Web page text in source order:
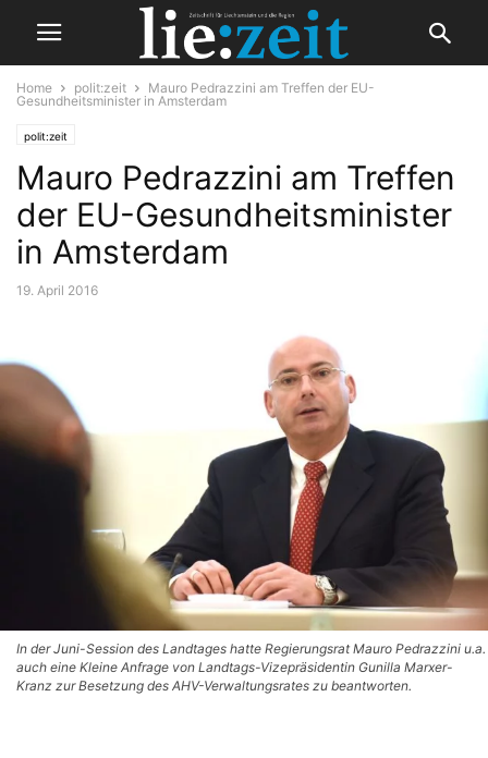
Home polit:zeit
Mauro Pedrazzini am Treffen der EU-
Gesundheitsminister in Amsterdam
polit:zeit
Mauro Pedrazzini am Treffen
der EU-Gesundheitsminister
in Amsterdam
19. April 2016
In der Juni-Session des Landtages hatte Regierungsrat Mauro Pedrazzini u.a.
auch eine Kleine Anfrage von Landtags-Vizepräsidentin Gunilla Marxer-
Kranz zur Besetzung des AHV-Verwaltungsrates zu beantworten.